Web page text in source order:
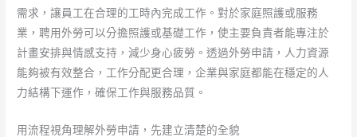
需求，讓員工在合理的工時內完成工作。對於家庭照護或服務
業，聘用外勞可以分擔照護或基礎工作，使主要負責者能專注於
計畫安排與情感支持，減少身心疲勞。透過外勞申請，人力資源
能夠被有效整合，工作分配更合理，企業與家庭都能在穩定的人
力結構下運作，確保工作與服務品質。
用流程視角理解外勞申請，先建立清楚的全貌